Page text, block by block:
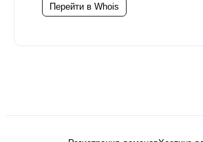
Перейти в Whois